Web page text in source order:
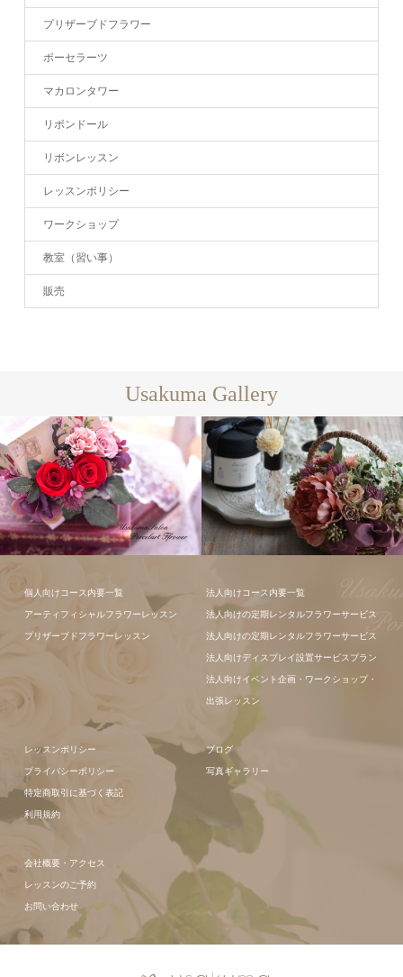
プリザーブドフラワー
ポーセラーツ
マカロンタワー
リボンドール
リボンレッスン
レッスンポリシー
ワークショップ
教室（習い事）
販売
Usakuma Gallery
ジメント
ンジメント
個人向けコース内要一覧
アーティフィシャルフラワーレッスン
プリザーブドフラワーレッスン
法人向けコース内要一覧
法人向けの定期レンタルフラワーサービス
法人向けの定期レンタルフラワーサービス
法人向けディスプレイ設置サービスプラン
法人向けイベント企画・ワークショップ・
出張レッスン
レッスンポリシー
プライバシーポリシー
特定商取引に基づく表記
利用規約
ブログ
写真ギャラリー
会社概要・アクセス
レッスンのご予約
お問い合わせ